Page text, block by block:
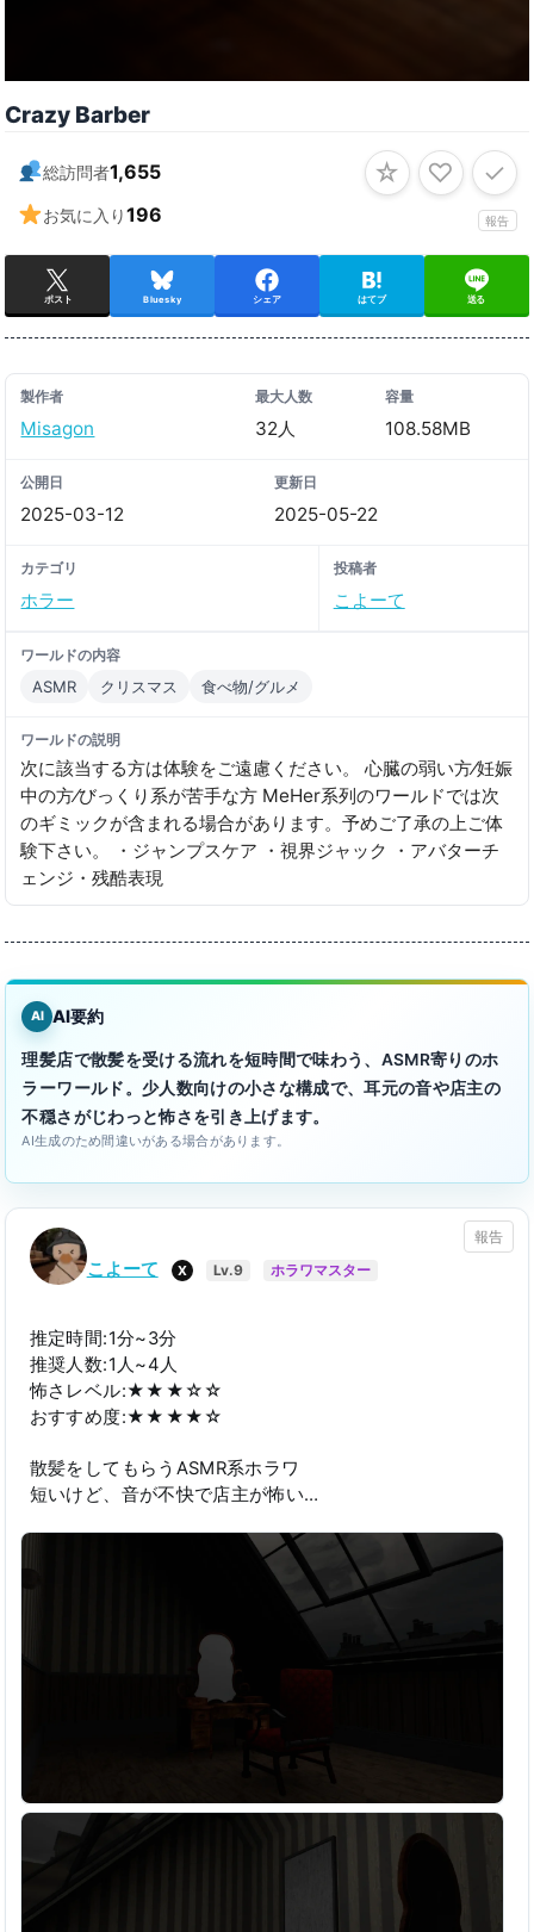
Crazy Barber
総訪問者1,655
お気に入り196 報告
☆ ♡ ✓
ポスト Bluesky シェア はてブ 送る
製作者
Misagon
最大人数
32人
容量
108.58MB
公開日
2025-03-12
更新日
2025-05-22
カテゴリ
ホラー
投稿者
こよーて
ワールドの内容
ASMR クリスマス 食べ物/グルメ
ワールドの説明
次に該当する方は体験をご遠慮ください。 心臓の弱い方⁄妊娠
中の方⁄びっくり系が苦手な方 MeHer系列のワールドでは次
のギミックが含まれる場合があります。予めご了承の上ご体
験下さい。 ・ジャンプスケア ・視界ジャック ・アバターチ
ェンジ・残酷表現
AI AI要約
理髪店で散髪を受ける流れを短時間で味わう、ASMR寄りのホ
ラーワールド。少人数向けの小さな構成で、耳元の音や店主の
不穏さがじわっと怖さを引き上げます。
AI生成のため間違いがある場合があります。
報告
こよーて X Lv.9 ホラワマスター
推定時間:1分~3分
推奨人数:1人~4人
怖さレベル:★★★☆☆
おすすめ度:★★★★☆
散髪をしてもらうASMR系ホラワ
短いけど、音が不快で店主が怖い…